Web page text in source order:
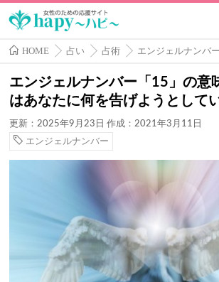
HOME 占い 占術 エンジェルナンバー
エンジェルナンバー「15」の意
はあなたに何を告げようとして
更新：2025年9月23日 作成：2021年3月11日
エンジェルナンバー